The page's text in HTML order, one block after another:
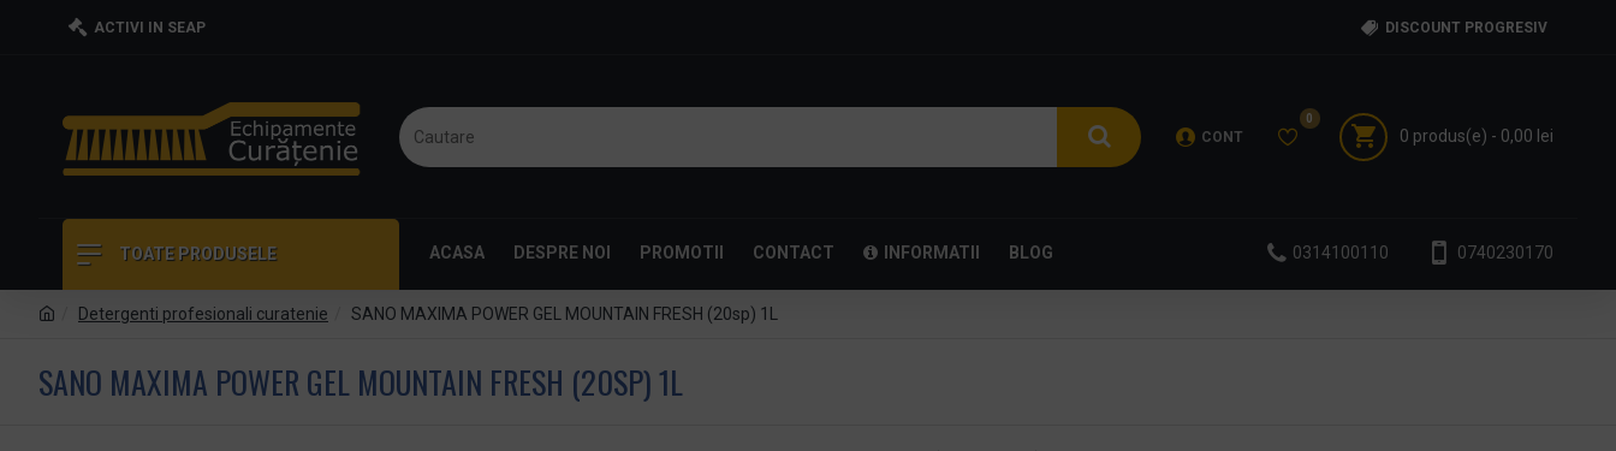
ACTIVI IN SEAP DISCOUNT PROGRESIV
CONT
0
0 produs(e) - 0,00 lei
TOATE PRODUSELE ACASA DESPRE NOI PROMOTII CONTACT INFORMATII BLOG 0314100110 0740230170
Detergenti profesionali curatenie SANO MAXIMA POWER GEL MOUNTAIN FRESH (20sp) 1L
SANO MAXIMA POWER GEL MOUNTAIN FRESH (20SP) 1L